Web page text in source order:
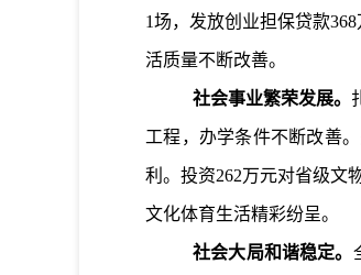
1场，发放创业担保贷款368
活质量不断改善。
社会事业繁荣发展。
工程，办学条件不断改善
利。 投资262万元对省级文
文化体育生活精彩纷呈。
社会大局和谐稳定。